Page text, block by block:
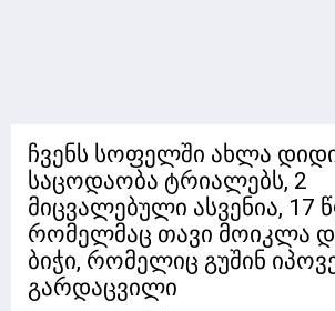
ჩვენს სოფელში ახლა
საცოდაობა ტრიალებს, 2
მიცვალებული ასვენია, 17
რომელმაც თავი მოიკლა
ბიჭი, რომელიც გუშინ
გარდაცვილი